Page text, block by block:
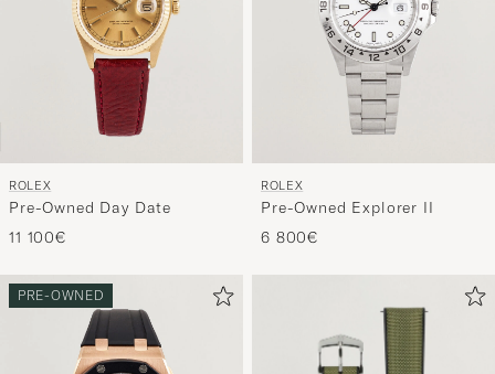
ROLEX
Pre-Owned Day Date
11 100€
ROLEX
Pre-Owned Explorer II
6 800€
PRE-OWNED